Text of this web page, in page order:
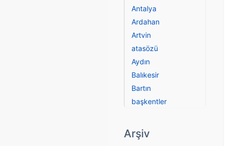
Antalya
Ardahan
Artvin
atasözü
Aydın
Balıkesir
Bartın
başkentler
Bayburt
Bilecik
Arşiv